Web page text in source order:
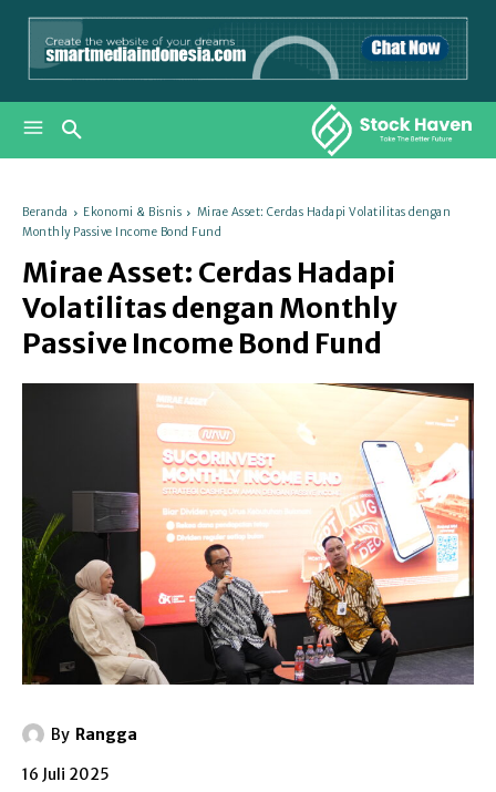
Beranda Ekonomi & Bisnis
Mirae Asset: Cerdas Hadapi Volatilitas dengan
Monthly Passive Income Bond Fund
Mirae Asset: Cerdas Hadapi
Volatilitas dengan Monthly
Passive Income Bond Fund
By Rangga
16 Juli 2025